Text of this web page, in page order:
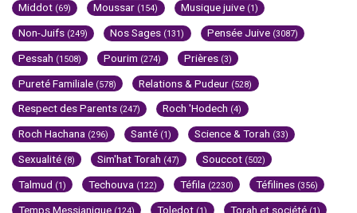
Middot (69) Moussar (154) Musique juive (1)
Non-Juifs (249) Nos Sages (131) Pensée Juive (3087)
Pessah (1508) Pourim (274) Prières (3)
Pureté Familiale (578) Relations & Pudeur (528)
Respect des Parents (247) Roch 'Hodech (4)
Roch Hachana (296) Santé (1) Science & Torah (33)
Sexualité (8) Sim'hat Torah (47) Souccot (502)
Talmud (1) Techouva (122) Téfila (2230) Téfilines (356)
Temps Messianique (124) Toledot (1) Torah et société (1)